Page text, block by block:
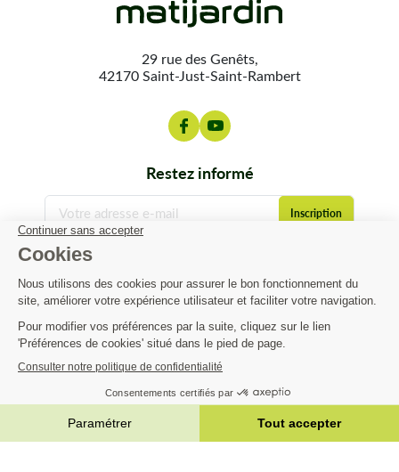
optez pour la réparation grâce à des pièces de
Matijardin vous permet deredonner une seconde vie à vos
équipements de jardin, tout en maîtrisant votre budget. Nos
sélectionnées pour leur fiabilité et leur durabilité.
pour toutes vos machines
Sur Matijardin, retrouveztoutes les pièces nécessaires pour
réparer vos appareils de jardin
techniques :
Pièces pour tondeusesà gazon : lames tondeuses, paliers
de lame, outils de fraise,
Pièces pour débroussailleuses: têtes et fils
débroussailleuse, disques, lames...
Pièces pour tronçonneuses: chaines & guides
tronçonneuses
Pièces moteur: carburateurs, filtres, bougies, lanceurs,
etc.
29 rue des Genêts,
42170 Saint-Just-Saint-Rambert
restez informé
contact@matijardin.fr 04 81 120 120
Matijardin
Infos pratiques
|Réalisation